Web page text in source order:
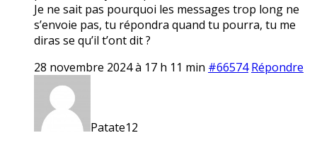
Je ne sait pas pourquoi les messages trop long ne
s’envoie pas, tu répondra quand tu pourra, tu me
diras se qu’il t’ont dit ?
28 novembre 2024 à 17 h 11 min #66574 Répondre
Patate12